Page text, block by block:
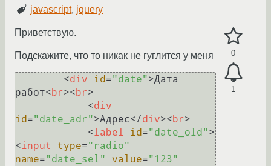
javascript, jquery
0
1
Приветствую.
Подскажите, что то никак не гуглится у меня
<div id="date">Дата
работ<br><br>
<div
id="date_adr">Адрес</div><br>
<label id="date_old">
<input type="radio"
name="date_sel" value="123"